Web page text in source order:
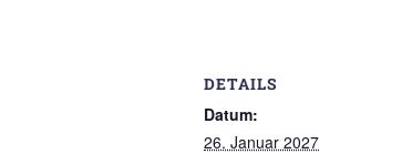
DETAILS
Datum:
26. Januar 2027